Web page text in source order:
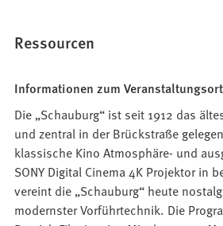
Ressourcen
Informationen zum Veranstaltungsort
Die „Schauburg“ ist seit 1912 das
und zentral in der Brückstraße
klassische Kino Atmosphäre- und
SONY Digital Cinema 4K Projektor in
vereint die „Schauburg“ heute
modernster Vorführtechnik. Die